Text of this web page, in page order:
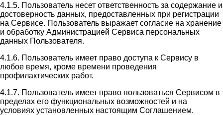
4.1.5. Пользователь несет ответственность за содержание и
достоверность данных, предоставленных при регистрации
на Сервисе. Пользователь выражает согласие на хранение
и обработку Администрацией Сервиса персональных
данных Пользователя.
4.1.6. Пользователь имеет право доступа к Сервису в
любое время, кроме времени проведения
профилактических работ.
4.1.7. Пользователь имеет право пользоваться Сервисом в
пределах его функциональных возможностей и на
условиях установленных настоящим Соглашением.